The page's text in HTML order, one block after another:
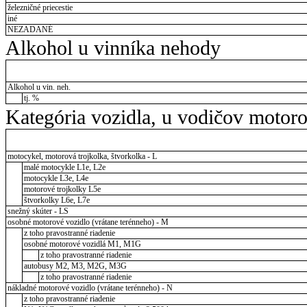
železničné priecestie
iné
NEZADANÉ
Alkohol u vinníka nehody
Alkohol u vin. neh.
tj. %
Kategória vozidla, u vodičov
motocykel, motorová trojkolka, štvorkolka - L
malé motocykle L1e, L2e
motocykle L3e, L4e
motorové trojkolky L5e
štvorkolky L6e, L7e
snežný skúter - LS
osobné motorové vozidlo (vrátane terénneho) - M
z toho pravostranné riadenie
osobné motorové vozidlá M1, M1G
z toho pravostranné riadenie
autobusy M2, M3, M2G, M3G
z toho pravostranné riadenie
nákladné motorové vozidlo (vrátane terénneho) - N
z toho pravostranné riadenie